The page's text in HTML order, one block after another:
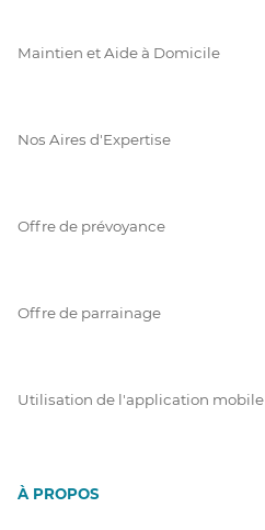
Maintien et Aide à Domicile
Nos Aires d'Expertise
Offre de prévoyance
Offre de parrainage
Utilisation de l'application mobile
À PROPOS